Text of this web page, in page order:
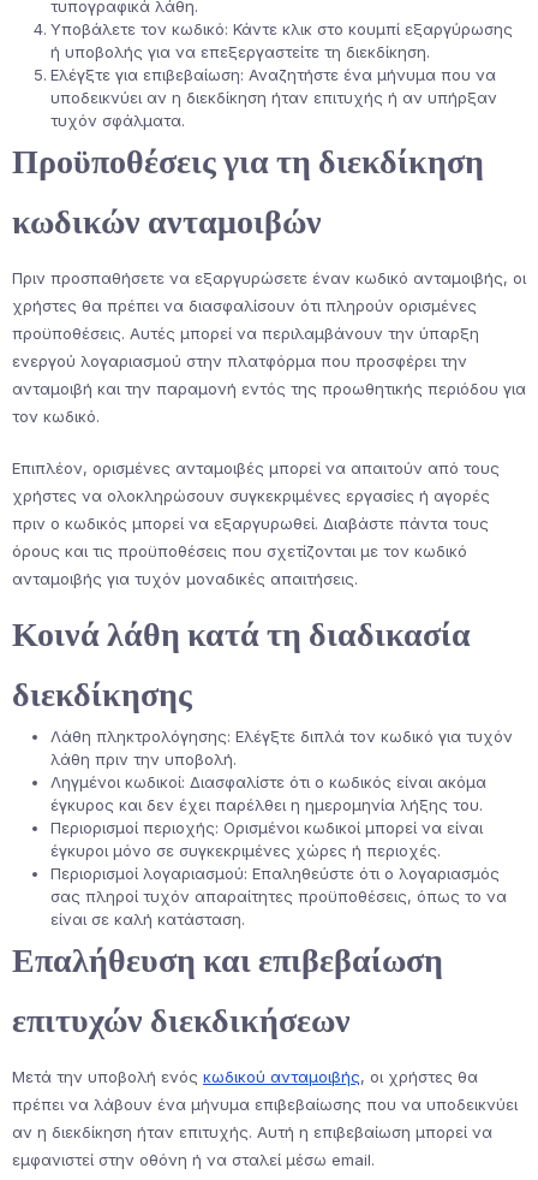
τυπογραφικά λάθη.
Υποβάλετε τον κωδικό: Κάντε κλικ στο κουμπί εξαργύρωσης
ή υποβολής για να επεξεργαστείτε τη διεκδίκηση.
Ελέγξτε για επιβεβαίωση: Αναζητήστε ένα μήνυμα που να
υποδεικνύει αν η διεκδίκηση ήταν επιτυχής ή αν υπήρξαν
τυχόν σφάλματα.
Προϋποθέσεις για τη διεκδίκηση
κωδικών ανταμοιβών
Πριν προσπαθήσετε να εξαργυρώσετε έναν κωδικό ανταμοιβής, οι
χρήστες θα πρέπει να διασφαλίσουν ότι πληρούν ορισμένες
προϋποθέσεις. Αυτές μπορεί να περιλαμβάνουν την ύπαρξη
ενεργού λογαριασμού στην πλατφόρμα που προσφέρει την
ανταμοιβή και την παραμονή εντός της προωθητικής περιόδου για
τον κωδικό.
Επιπλέον, ορισμένες ανταμοιβές μπορεί να απαιτούν από τους
χρήστες να ολοκληρώσουν συγκεκριμένες εργασίες ή αγορές
πριν ο κωδικός μπορεί να εξαργυρωθεί. Διαβάστε πάντα τους
όρους και τις προϋποθέσεις που σχετίζονται με τον κωδικό
ανταμοιβής για τυχόν μοναδικές απαιτήσεις.
Κοινά λάθη κατά τη διαδικασία
διεκδίκησης
Λάθη πληκτρολόγησης: Ελέγξτε διπλά τον κωδικό για τυχόν
λάθη πριν την υποβολή.
Ληγμένοι κωδικοί: Διασφαλίστε ότι ο κωδικός είναι ακόμα
έγκυρος και δεν έχει παρέλθει η ημερομηνία λήξης του.
Περιορισμοί περιοχής: Ορισμένοι κωδικοί μπορεί να είναι
έγκυροι μόνο σε συγκεκριμένες χώρες ή περιοχές.
Περιορισμοί λογαριασμού: Επαληθεύστε ότι ο λογαριασμός
σας πληροί τυχόν απαραίτητες προϋποθέσεις, όπως το να
είναι σε καλή κατάσταση.
Επαλήθευση και επιβεβαίωση
επιτυχών διεκδικήσεων
Μετά την υποβολή ενός κωδικού ανταμοιβής, οι χρήστες θα
πρέπει να λάβουν ένα μήνυμα επιβεβαίωσης που να υποδεικνύει
αν η διεκδίκηση ήταν επιτυχής. Αυτή η επιβεβαίωση μπορεί να
εμφανιστεί στην οθόνη ή να σταλεί μέσω email.